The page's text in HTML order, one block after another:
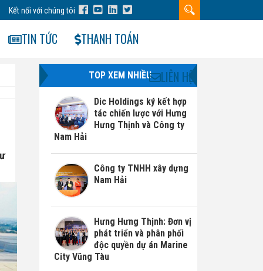
Kết nối với chúng tôi
TIN TỨC THANH TOÁN
LIÊN HỆ
TOP XEM NHIỀU
Dic Holdings ký kết hợp
tác chiến lược với Hưng
Hưng Thịnh và Công ty
Nam Hải
Công ty TNHH xây dựng
Nam Hải
Hưng Hưng Thịnh: Đơn vị
phát triển và phân phối
độc quyền dự án Marine
City Vũng Tàu